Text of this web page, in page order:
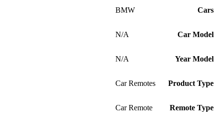
Cars
BMW
Car Model
N/A
Year Model
N/A
Product Type
Car Remotes
Remote Type
Car Remote